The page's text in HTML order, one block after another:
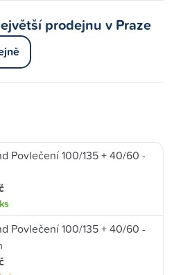
prodejnu v Praze
Povlečení 100/135 + 40/60 -
Povlečení 100/135 + 40/60 -